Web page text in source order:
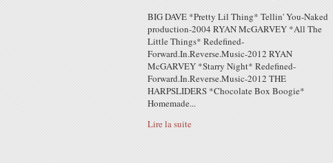
BIG DAVE *Pretty Lil Thing* Tellin' You-Naked
production-2004 RYAN McGARVEY *All The
Little Things* Redefined-
Forward.In.Reverse.Music-2012 RYAN
McGARVEY *Starry Night* Redefined-
Forward.In.Reverse.Music-2012 THE
HARPSLIDERS *Chocolate Box Boogie*
Homemade...
Lire la suite